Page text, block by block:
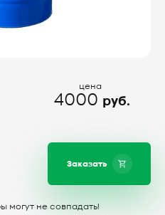
цена
4000 руб.
Заказать
могут не совпадать!